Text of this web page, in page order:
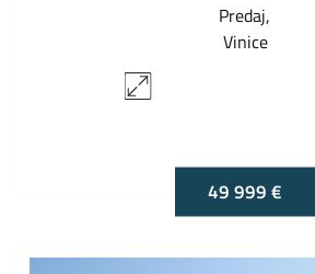
Predaj
Vinice
49 999 €